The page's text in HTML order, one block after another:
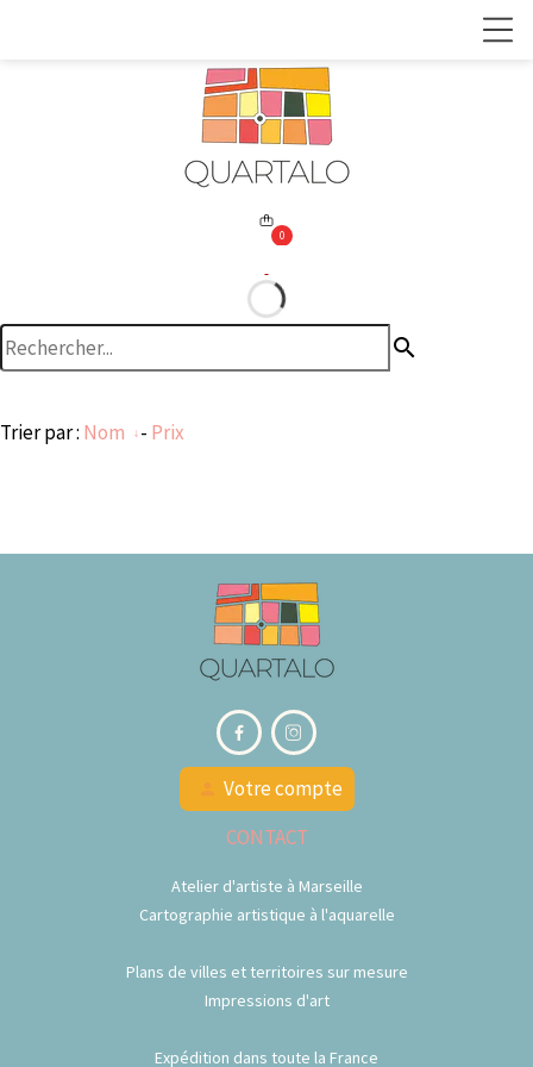
0
search
Trier par : Nom - Prix
 
Votre compte
CONTACT
Atelier d'artiste à Marseille
Cartographie artistique à l'aquarelle
Plans de villes et territoires sur mesure
Impressions d'art
Expédition dans toute la France